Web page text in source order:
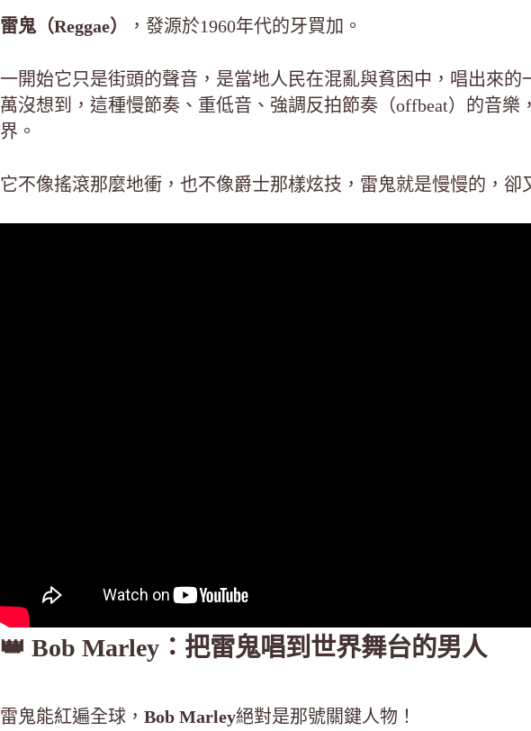
雷鬼（Reggae） ，發源於1960年代的牙買加。
一開始它只是街頭的聲音，是當地人民在混亂與貧困中，唱出來的
萬沒想到，這種慢節奏、重低音、強調反拍節奏（offbeat）的音樂
界。
它不像搖滾那麼地衝，也不像爵士那樣炫技，雷鬼就是慢慢的，卻
👑 Bob Marley：把雷鬼唱到世界舞台的男人
雷鬼能紅遍全球， Bob Marley絕對是那號關鍵人物！